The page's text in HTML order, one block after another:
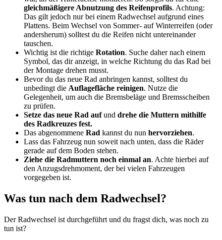
gleichmäßigere Abnutzung des Reifenprofils. Achtung:
Das gilt jedoch nur bei einem Radwechsel aufgrund eines
Plattens. Beim Wechsel von Sommer- auf Winterreifen (oder
andersherum) solltest du die Reifen nicht untereinander
tauschen.
Wichtig ist die richtige Rotation. Suche daher nach einem
Symbol, das dir anzeigt, in welche Richtung du das Rad bei
der Montage drehen musst.
Bevor du das neue Rad anbringen kannst, solltest du
unbedingt die Auflagefläche reinigen. Nutze die
Gelegenheit, um auch die Bremsbeläge und Bremsscheiben
zu prüfen.
Setze das neue Rad aufund drehe die Muttern mithilfe
des Radkreuzes fest.
Das abgenommene Rad kannst du nun hervorziehen.
Lass das Fahrzeug nun soweit nach unten, dass die Räder
gerade auf dem Boden stehen.
Ziehe die Radmuttern noch einmal an. Achte hierbei auf
den Anzugsdrehmoment, der bei vielen Fahrzeugen
vorgegeben ist.
Was tun nach dem Radwechsel?
Der Radwechsel ist durchgeführt und du fragst dich, was noch zu
tun ist?